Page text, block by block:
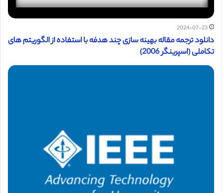
2024-07-23
دانلود ترجمه مقاله بهینه سازی چند هدفه با استفاده از الگوریتم های
تکاملی (اسپرینگر 2006)